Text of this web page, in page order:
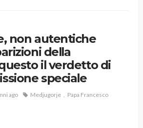
non autentiche
della
il verdetto di
speciale
ago Medjugorje Papa Francesco